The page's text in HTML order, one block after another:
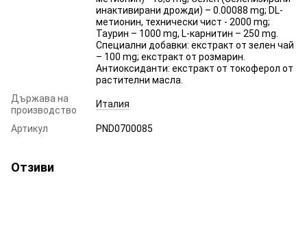
инактивирани дрожди) – 0.00088 mg; DL-
метионин, технически чист - 2000 mg;
Таурин – 1000 mg, L-карнитин – 250 mg.
Специални добавки: екстракт от зелен чай
– 100 mg; екстракт от розмарин.
Антиоксиданти: екстракт от токоферол от
растителни масла.
Държава на
производство
Италия
Артикул PND0700085
Отзиви